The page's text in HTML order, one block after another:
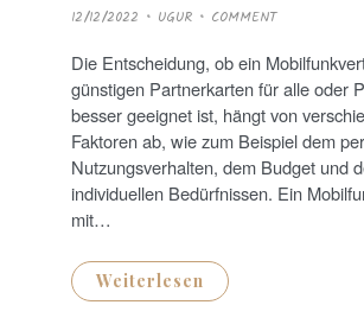
P
O
T
E
D
O
N
12/12/2022 UGUR COMMENT
Die Entscheidung, ob ein
günstigen Partnerkarten für alle oder
besser geeignet ist, hängt von
Faktoren ab, wie zum Beispiel dem
Nutzungsverhalten, dem Budget und
individuellen Bedürfnissen. Ein
mit…
Weiterlesen